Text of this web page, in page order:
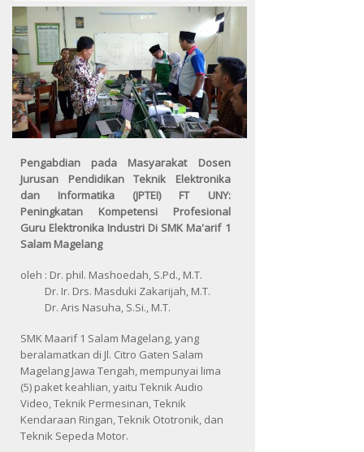
Pengabdian pada Masyarakat Dosen
Jurusan Pendidikan Teknik Elektronika
dan Informatika (JPTEI) FT UNY:
Peningkatan Kompetensi Profesional
Guru Elektronika Industri Di SMK Ma'arif 1
Salam Magelang
oleh : Dr. phil. Mashoedah, S.Pd., M.T.
Dr. Ir. Drs. Masduki Zakarijah, M.T.
Dr. Aris Nasuha, S.Si., M.T.
SMK Maarif 1 Salam Magelang, yang
beralamatkan di Jl. Citro Gaten Salam
Magelang Jawa Tengah, mempunyai lima
(5) paket keahlian, yaitu Teknik Audio
Video, Teknik Permesinan, Teknik
Kendaraan Ringan, Teknik Ototronik, dan
Teknik Sepeda Motor.